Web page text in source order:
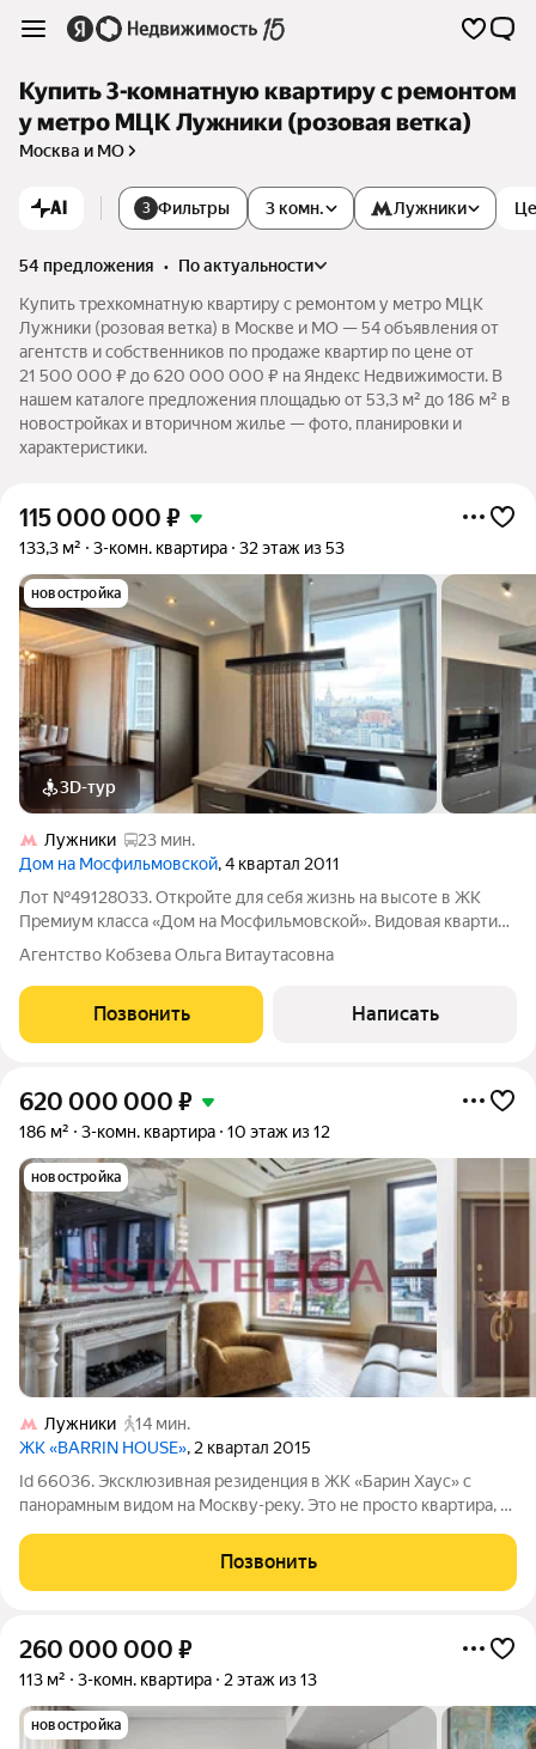
Купить 3-комнатную квартиру с ремонтом
у метро МЦК Лужники (розовая ветка)
Москва и МО
AI 3 Фильтры 3 комн. Лужники
54 предложения •
по актуальности
Купить трехкомнатную квартиру с ремонтом у метро МЦК
Лужники (розовая ветка) в Москве и МО — 54 объявления от
агентств и собственников по продаже квартир по цене от
21 500 000 ₽ до 620 000 000 ₽ на Яндекс Недвижимости. В
нашем каталоге предложения площадью от 53,3 м² до 186 м² в
новостройках и вторичном жилье — фото, планировки и
характеристики.
115 000 000 ₽
133,3 м² 3-комн. квартира 32 этаж из 53
новостройка
3D-тур
Лужники
23 мин.
Дом на Мосфильмовской, 4 квартал 2011
Лот №49128033. Откройте для себя жизнь на высоте в ЖК
Премиум класса «Дом на Мосфильмовской». Видовая квартира
с самыми лучшими видами на центр Москвы станет точкой
отсчёта для новой главы Вашей жизни. Квартира полностью
укомплектована с
Агентство Кобзева Ольга Витаутасовна
Позвонить Написать
620 000 000 ₽
186 м² 3-комн. квартира 10 этаж из 12
новостройка
Лужники
14 мин.
ЖК «BARRIN HOUSE», 2 квартал 2015
Id 66036. Эксклюзивная резиденция в ЖК «Барин Хаус» с
панорамным видом на Москву-реку. Это не просто квартира, а
изолированными спальнями и отдельным
Позвонить
260 000 000 ₽
113 м² 3-комн. квартира 2 этаж из 13
новостройка